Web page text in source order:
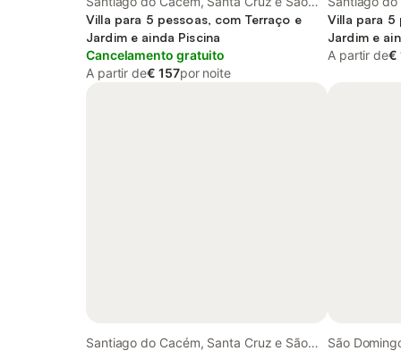
Bartolomeu da Serra, Alentejo Litoral
Villa para 5 pessoas, com Terraço e
Jardim e ainda Piscina
Cancelamento gratuito
A partir de€ 157por noite
Bartolomeu
Villa para 5
Jardim e
A partir de€
Santiago do Cacém, Santa Cruz e São
São